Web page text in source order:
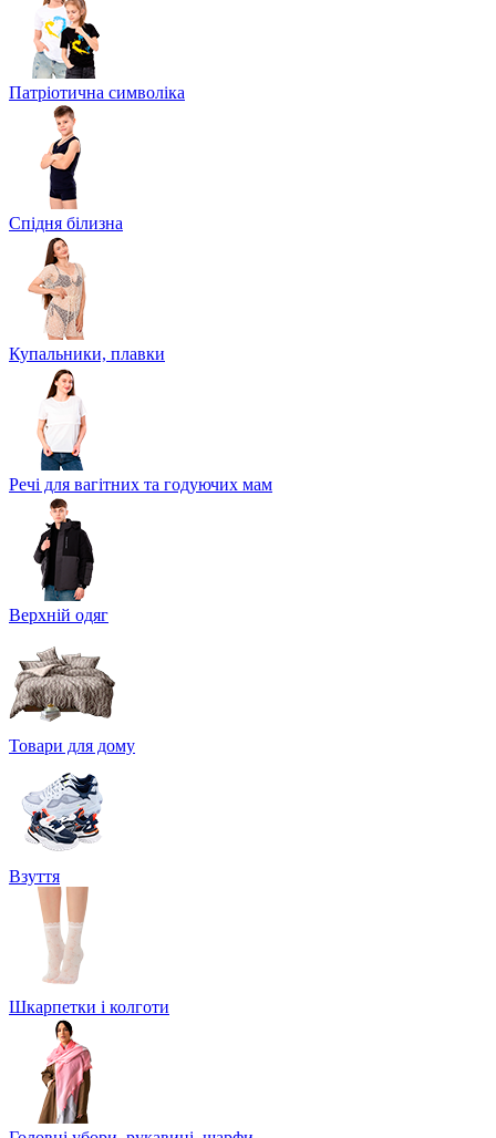
Патріотична символіка
Спідня білизна
Купальники, плавки
Речі для вагітних та годуючих мам
Верхній одяг
Товари для дому
Взуття
Шкарпетки і колготи